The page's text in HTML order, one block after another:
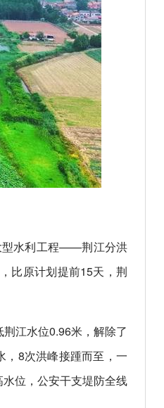
型水利工程——荆江分洪
比原计划提前15天，荆
江水位0.96米，解除了
，8次洪峰接踵而至，一
位，公安干支堤防全线